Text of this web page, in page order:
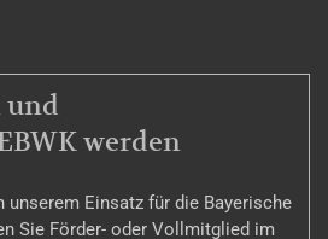
und
werden
unserem Einsatz für die Bayerische
Sie Förder- oder Vollmitglied im